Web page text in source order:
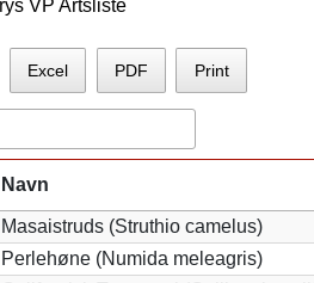
VP Artsliste
Excel PDF Print
Navn
Masaistruds (Struthio camelus)
Perlehøne (Numida meleagris)